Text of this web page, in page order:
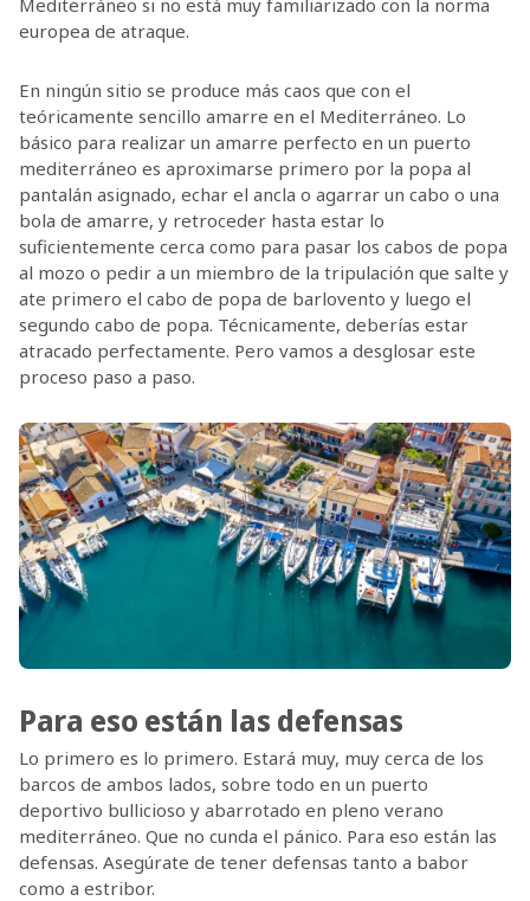
europea de atraque.
En ningún sitio se produce más caos que con el
teóricamente sencillo amarre en el Mediterráneo. Lo
básico para realizar un amarre perfecto en un puerto
mediterráneo es aproximarse primero por la popa al
pantalán asignado, echar el ancla o agarrar un cabo o una
bola de amarre, y retroceder hasta estar lo
suficientemente cerca como para pasar los cabos de popa
al mozo o pedir a un miembro de la tripulación que salte y
ate primero el cabo de popa de barlovento y luego el
segundo cabo de popa. Técnicamente, deberías estar
atracado perfectamente. Pero vamos a desglosar este
proceso paso a paso.
Para eso están las defensas
Lo primero es lo primero. Estará muy, muy cerca de los
barcos de ambos lados, sobre todo en un puerto
deportivo bullicioso y abarrotado en pleno verano
mediterráneo. Que no cunda el pánico. Para eso están las
defensas. Asegúrate de tener defensas tanto a babor
como a estribor.